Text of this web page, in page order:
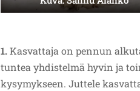
1.Kasvattaja on pennun
tuntea yhdistelmä hyvin ja
kysymykseen. Juttele